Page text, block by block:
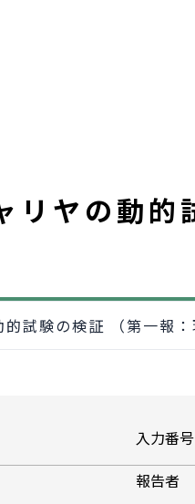
ヤの動的
試験の検証 （第一報：
入力番号
報告者